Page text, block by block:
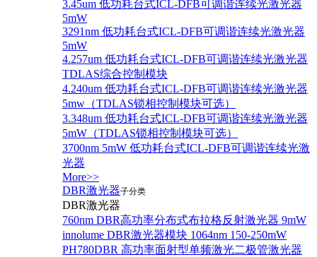
3.45um 低功耗台式ICL-DFB可调谐连续光激光器
5mW
3291nm 低功耗台式ICL-DFB可调谐连续光激光器
5mW
4.257um 低功耗台式ICL-DFB可调谐连续光激光器
TDLAS综合控制模块
4.240um 低功耗台式ICL-DFB可调谐连续光激光器
5mw（TDLAS锁相控制模块可选）
3.348um 低功耗台式ICL-DFB可调谐连续光激光器
5mW（TDLAS锁相控制模块可选）
3700nm 5mW 低功耗台式ICL-DFB可调谐连续光激
光器
More>>
DBR激光器子分类
DBR激光器
760nm DBR高功率分布式布拉格反射激光器 9mW
innolume DBR激光器模块 1064nm 150-250mW
PH780DBR 高功率面射型单频激光二极管激光器